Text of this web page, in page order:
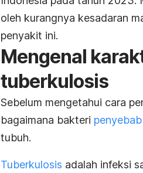
oleh kurangnya kesadaran
penyakit ini.
Mengenal
tuberkulosis
Sebelum mengetahui cara
bagaimana bakteri
tubuh.
Tuberkulosis adalah infeksi